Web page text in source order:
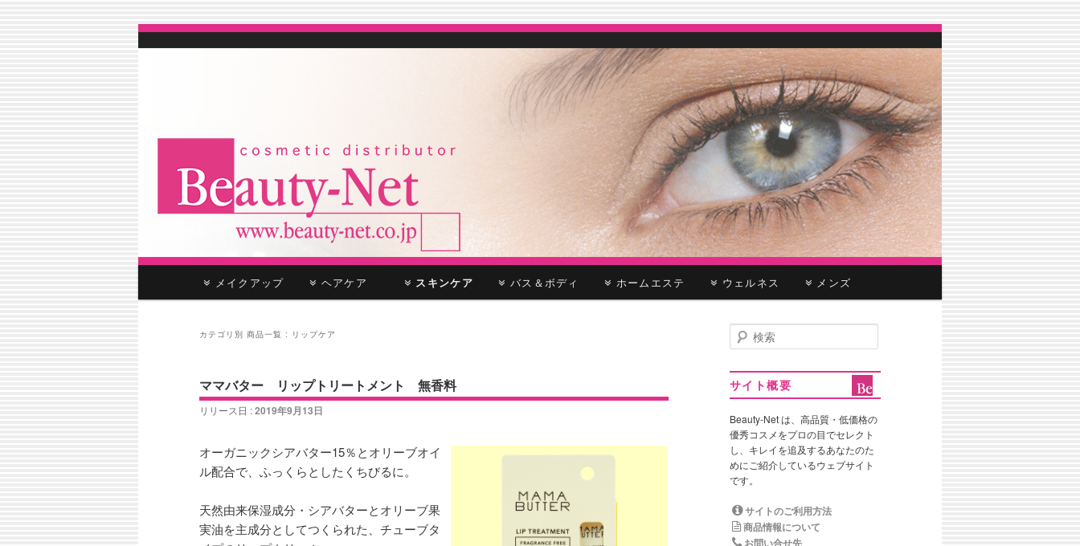
cosmetic distributor
メ
コ
テ
ン
サ
ン
ン
ツ
メイクアップ ヘアケア スキンケア バス＆ボディ ホームエステ ウェルネス メンズ
カテゴリ別 商品一覧 : リップケア
ママバター リップトリートメント 無香料
リリース日 :2019年9月13日
オーガニックシアバター15％とオリーブオイ
ル配合で、ふっくらとしたくちびるに。
天然由来保湿成分・シアバターとオリーブ果
実油を主成分としてつくられた、チューブタ
検
索
サイト概要
Beauty-Net は、高品質・低価格の
優秀コスメをプロの目でセレクト
し、キレイを追及するあなたのた
めにご紹介しているウェブサイト
です。
サイトのご利用方法
商品情報について
お問い合せ先